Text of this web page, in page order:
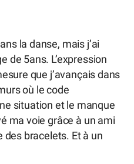
la danse, mais j’ai
de 5ans. L’expression
que j’avançais dans
où le code
situation et le manque
ma voie grâce à un ami
des bracelets. Et à un